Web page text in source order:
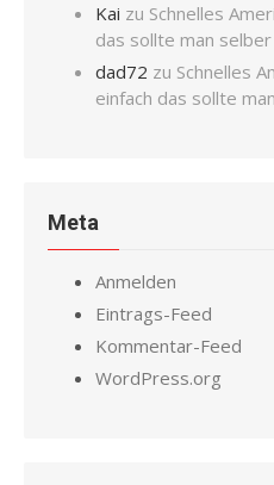
Kai zu Schnelles
das sollte man selber
dad72 zu Schnelles
einfach das sollte
Meta
Anmelden
Eintrags-Feed
Kommentar-Feed
WordPress.org